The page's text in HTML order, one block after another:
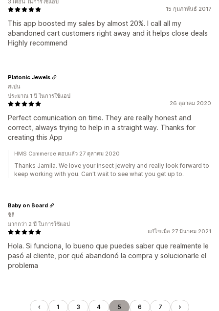
15 กุมภาพันธ์ 2017
This app boosted my sales by almost 20%. I call all my
abandoned cart customers right away and it helps close deals
Highly recommend
3 เดือน ในการใช้แอป
26 ตุลาคม 2020
Perfect comunication on time. They are really honest and
correct, always trying to help in a straight way. Thanks for
creating this App
Platonic Jewels
สเปน
ประมาณ 1 ปี ในการใช้แอป
HMS Commerce ตอบแล้ว 27 ตุลาคม 2020
Thanks Jamila. We love your insect jewelry and really look forward to
keep working with you. Can't wait to see what you get up to.
แก้ไขเมื่อ 27 มีนาคม 2021
Hola. Si funciona, lo bueno que puedes saber que realmente le
pasó al cliente, por qué abandonó la compra y solucionarle el
problema
Baby on Board
ชิลี
มากกว่า 2 ปี ในการใช้แอป
1 3 4 5 6 7